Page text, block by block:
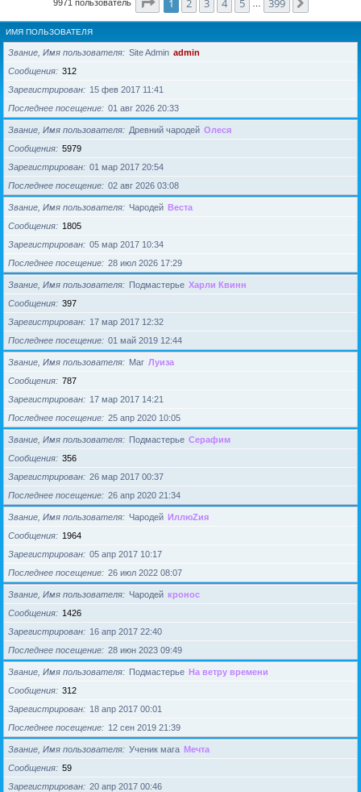
9971 пользователь 1 2 3 4 5 399
ИМЯ ПОЛЬЗОВАТЕЛЯ
Звание, Имя пользователя Site Admin admin
Сообщения
312
Зарегистрирован
15 фев 2017 11:41
Последнее посещение
01 авг 2026 20:33
Звание, Имя пользователя Древний чародей Олеся
Сообщения
5979
Зарегистрирован
01 мар 2017 20:54
Последнее посещение
02 авг 2026 03:08
Звание, Имя пользователя Чародей Веста
Сообщения
1805
Зарегистрирован
05 мар 2017 10:34
Последнее посещение
28 июл 2026 17:29
Звание, Имя пользователя Подмастерье Харли Квинн
Сообщения
397
Зарегистрирован
17 мар 2017 12:32
Последнее посещение
01 май 2019 12:44
Звание, Имя пользователя Маг Луиза
Сообщения
787
Зарегистрирован
17 мар 2017 14:21
Последнее посещение
25 апр 2020 10:05
Звание, Имя пользователя Подмастерье Серафим
Сообщения
356
Зарегистрирован
26 мар 2017 00:37
Последнее посещение
26 апр 2020 21:34
Звание, Имя пользователя Чародей ИллюZия
Сообщения
1964
Зарегистрирован
05 апр 2017 10:17
Последнее посещение
26 июл 2022 08:07
Звание, Имя пользователя Чародей кронос
Сообщения
1426
Зарегистрирован
16 апр 2017 22:40
Последнее посещение
28 июн 2023 09:49
Звание, Имя пользователя Подмастерье На ветру времени
Сообщения
312
Зарегистрирован
18 апр 2017 00:01
Последнее посещение
12 сен 2019 21:39
Звание, Имя пользователя Ученик мага Мечта
Сообщения
59
Зарегистрирован
20 апр 2017 00:46